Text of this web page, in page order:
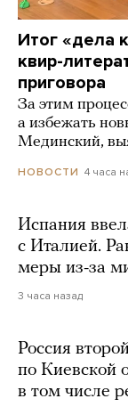
Итог «дела
квир-
приговора
За этим
а избежать
Мединский,
НОВОСТИ 4 часа
Испания
с Италией.
меры из-за
3 часа назад
Россия
по Киевской
в том числе